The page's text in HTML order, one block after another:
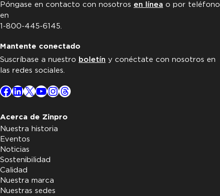
Póngase en contacto con nosotros en línea o por teléfono
en
1-800-445-6145.
Mantente conectado
Suscríbase a nuestro boletín y conéctate con nosotros en
las redes sociales.
Facebook
LinkedIn
X YouTube
Instagram
Threads
Acerca de Zinpro
Nuestra historia
Eventos
Noticias
Sostenibilidad
Calidad
Nuestra marca
Nuestras sedes